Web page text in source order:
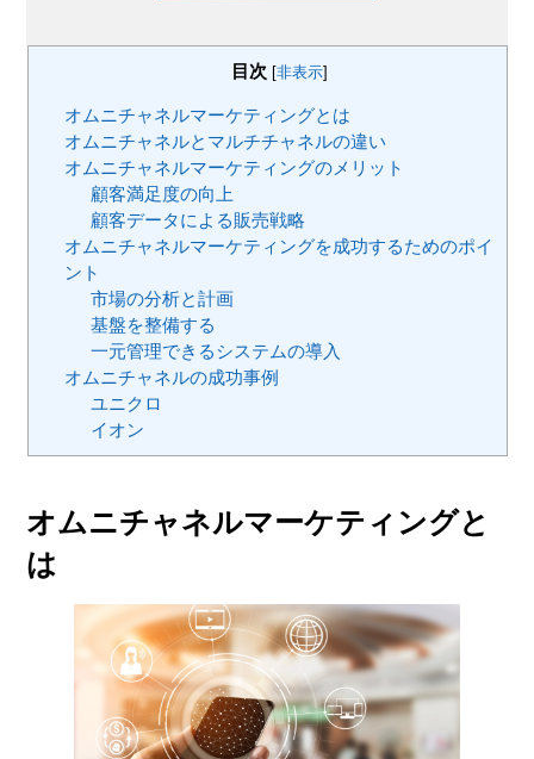
目次 [非表示]
オムニチャネルマーケティングとは
オムニチャネルとマルチチャネルの違い
オムニチャネルマーケティングのメリット
顧客満足度の向上
顧客データによる販売戦略
オムニチャネルマーケティングを成功するためのポイ
ント
市場の分析と計画
基盤を整備する
一元管理できるシステムの導入
オムニチャネルの成功事例
ユニクロ
イオン
オムニチャネルマーケティングと
は